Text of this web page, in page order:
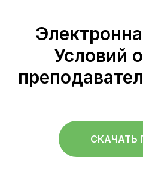
Условий
СКАЧАТЬ